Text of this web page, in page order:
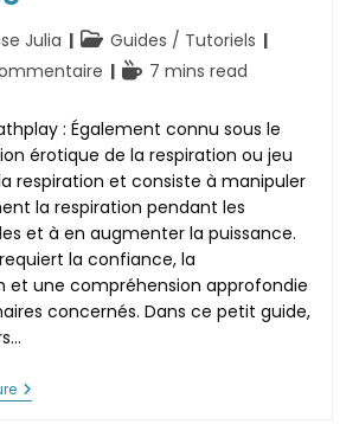
Julia
Post
category:
Guides / Tutoriels
:
Temps
lecture :
7 mins read
: Également connu sous le
érotique de la respiration ou jeu
respiration et consiste à manipuler
la respiration pendant les
et à en augmenter la puissance.
la confiance, la
une compréhension approfondie
concernés. Dans ce petit guide,
Pratiquer
Le